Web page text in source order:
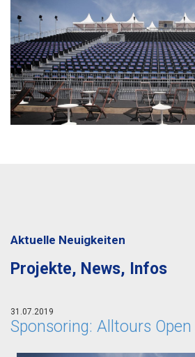
Aktuelle Neuigkeiten
Projekte, News, Infos
31.07.2019
Sponsoring: Alltours